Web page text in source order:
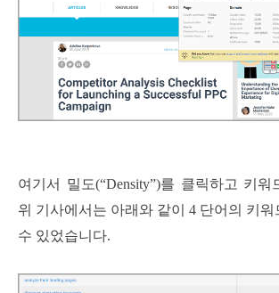
여기서 밀도(“Density”)를 클릭하고 키워
위 기사에서는 아래와 같이 4 단어의 키
수 있었습니다.